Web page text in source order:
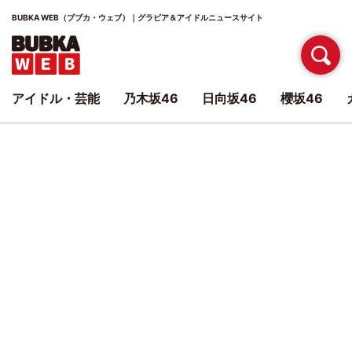
BUBKA WEB（ブブカ・ウェブ）｜グラビア＆アイドルニュースサイト
アイドル・芸能 乃木坂46 日向坂46 櫻坂46